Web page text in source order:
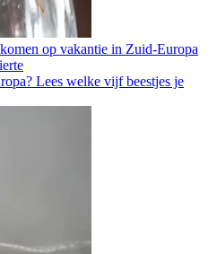
op vakantie in Zuid-Europa
Lees welke vijf beestjes je